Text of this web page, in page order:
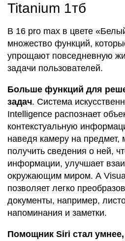
Titanium 1тб
В 16 pro max в цвете
множество функций,
упрощают повседневную
задачи пользователей.
Больше функций для
задач. Система
Intelligence распознает
контекстуальную
наведя камеру на предмет,
получить сведения о ней,
информации, улучшает
окружающим миром. А
позволяет легко
документы, например,
напоминания и заметки.
Помощник Siri стал